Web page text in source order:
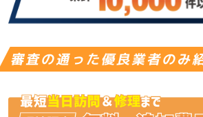
審査の通った優良業者のみ